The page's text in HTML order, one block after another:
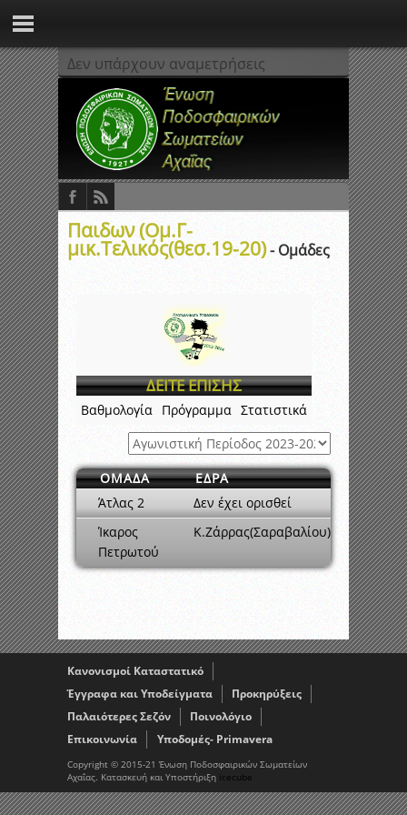
Δεν υπάρχουν αναμετρήσεις
Παιδων (Ομ.Γ-
μικ.Τελικός(θεσ.19-20)- Ομάδες
ΔΕΙΤΕ ΕΠΙΣΗΣ
Βαθμολογία Πρόγραμμα Στατιστικά
ΟΜΑΔΑ
ΕΔΡΑ
Άτλας 2
Δεν έχει ορισθεί
Ίκαρος
Πετρωτού
Κ.Ζάρρας(Σαραβαλίου)
Κανονισμοί Καταστατικό
Έγγραφα και Υποδείγματα
Προκηρύξεις
Παλαιότερες Σεζόν
Ποινολόγιο
Επικοινωνία
Υποδομές- Primavera
Copyright © 2015-21 Ένωση Ποδοσφαιρικών Σωματείων
Αχαΐας. Κατασκευή και Υποστήριξη icecube